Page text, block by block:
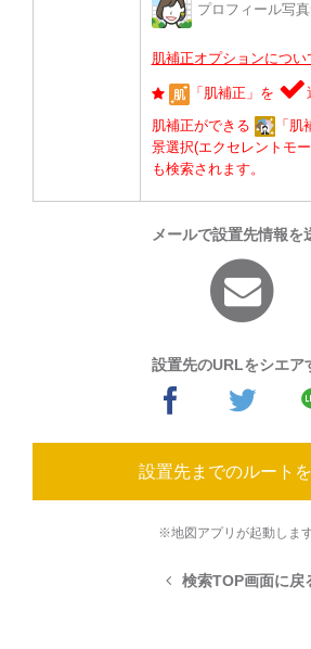
プロフィール写
肌補正オプションについ
「肌補正」を
肌補正ができる
「
景選択(エクセレントモ
も検索されます。
メールで設置先情報を
設置先のURLをシエア
設置先までのルート
※地図アプリが起動します
検索TOP画面に戻